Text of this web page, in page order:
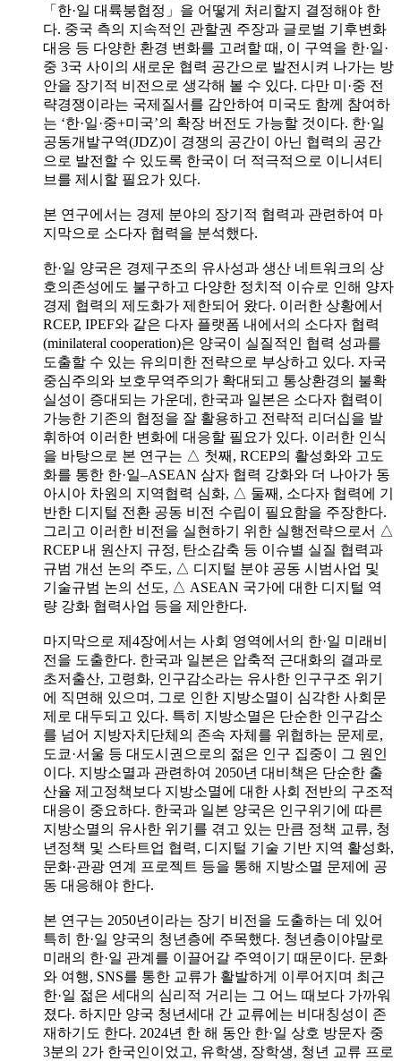
「한·일 대륙붕협정」을 어떻게 처리할지 결정해야 한
다. 중국 측의 지속적인 관할권 주장과 글로벌 기후변화
대응 등 다양한 환경 변화를 고려할 때, 이 구역을 한·일·
중 3국 사이의 새로운 협력 공간으로 발전시켜 나가는 방
안을 장기적 비전으로 생각해 볼 수 있다. 다만 미·중 전
략경쟁이라는 국제질서를 감안하여 미국도 함께 참여하
는 ‘한·일·중+미국’의 확장 버전도 가능할 것이다. 한·일
공동개발구역(JDZ)이 경쟁의 공간이 아닌 협력의 공간
으로 발전할 수 있도록 한국이 더 적극적으로 이니셔티
브를 제시할 필요가 있다.
본 연구에서는 경제 분야의 장기적 협력과 관련하여 마
지막으로 소다자 협력을 분석했다.
한·일 양국은 경제구조의 유사성과 생산 네트워크의 상
호의존성에도 불구하고 다양한 정치적 이슈로 인해 양자
경제 협력의 제도화가 제한되어 왔다. 이러한 상황에서
RCEP, IPEF와 같은 다자 플랫폼 내에서의 소다자 협력
(minilateral cooperation)은 양국이 실질적인 협력 성과를
도출할 수 있는 유의미한 전략으로 부상하고 있다. 자국
중심주의와 보호무역주의가 확대되고 통상환경의 불확
실성이 증대되는 가운데, 한국과 일본은 소다자 협력이
가능한 기존의 협정을 잘 활용하고 전략적 리더십을 발
휘하여 이러한 변화에 대응할 필요가 있다. 이러한 인식
을 바탕으로 본 연구는 △ 첫째, RCEP의 활성화와 고도
화를 통한 한·일–ASEAN 삼자 협력 강화와 더 나아가 동
아시아 차원의 지역협력 심화, △ 둘째, 소다자 협력에 기
반한 디지털 전환 공동 비전 수립이 필요함을 주장한다.
그리고 이러한 비전을 실현하기 위한 실행전략으로서 △
RCEP 내 원산지 규정, 탄소감축 등 이슈별 실질 협력과
규범 개선 논의 주도, △ 디지털 분야 공동 시범사업 및
기술규범 논의 선도, △ ASEAN 국가에 대한 디지털 역
량 강화 협력사업 등을 제안한다.
마지막으로 제4장에서는 사회 영역에서의 한·일 미래비
전을 도출한다. 한국과 일본은 압축적 근대화의 결과로
초저출산, 고령화, 인구감소라는 유사한 인구구조 위기
에 직면해 있으며, 그로 인한 지방소멸이 심각한 사회문
제로 대두되고 있다. 특히 지방소멸은 단순한 인구감소
를 넘어 지방자치단체의 존속 자체를 위협하는 문제로,
도쿄·서울 등 대도시권으로의 젊은 인구 집중이 그 원인
이다. 지방소멸과 관련하여 2050년 대비책은 단순한 출
산율 제고정책보다 지방소멸에 대한 사회 전반의 구조적
대응이 중요하다. 한국과 일본 양국은 인구위기에 따른
지방소멸의 유사한 위기를 겪고 있는 만큼 정책 교류, 청
년정책 및 스타트업 협력, 디지털 기술 기반 지역 활성화,
문화·관광 연계 프로젝트 등을 통해 지방소멸 문제에 공
동 대응해야 한다.
본 연구는 2050년이라는 장기 비전을 도출하는 데 있어
특히 한·일 양국의 청년층에 주목했다. 청년층이야말로
미래의 한·일 관계를 이끌어갈 주역이기 때문이다. 문화
와 여행, SNS를 통한 교류가 활발하게 이루어지며 최근
한·일 젊은 세대의 심리적 거리는 그 어느 때보다 가까워
졌다. 하지만 양국 청년세대 간 교류에는 비대칭성이 존
재하기도 한다. 2024년 한 해 동안 한·일 상호 방문자 중
3분의 2가 한국인이었고, 유학생, 장학생, 청년 교류 프로